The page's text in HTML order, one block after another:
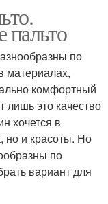
пальто
по
материалах,
комфортный
лишь это качество
хочется в
но и красоты. Но
по
вариант для